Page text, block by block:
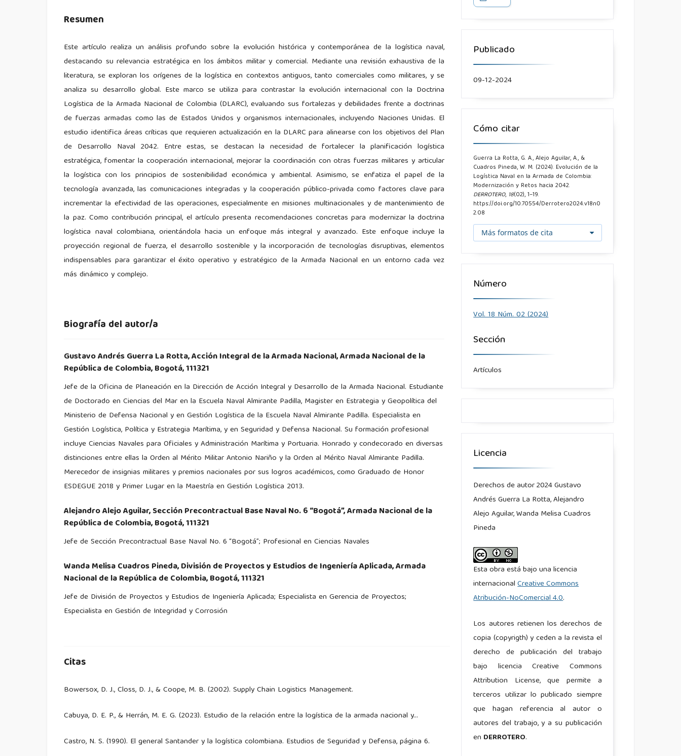
Resumen
Este artículo realiza un análisis profundo sobre la evolución histórica y contemporánea de la logística naval,
destacando su relevancia estratégica en los ámbitos militar y comercial. Mediante una revisión exhaustiva de la
literatura, se exploran los orígenes de la logística en contextos antiguos, tanto comerciales como militares, y se
analiza su desarrollo global. Este marco se utiliza para contrastar la evolución internacional con la Doctrina
Logística de la Armada Nacional de Colombia (DLARC), evaluando sus fortalezas y debilidades frente a doctrinas
de fuerzas armadas como las de Estados Unidos y organismos internacionales, incluyendo Naciones Unidas. El
estudio identifica áreas críticas que requieren actualización en la DLARC para alinearse con los objetivos del Plan
de Desarrollo Naval 2042. Entre estas, se destacan la necesidad de fortalecer la planificación logística
estratégica, fomentar la cooperación internacional, mejorar la coordinación con otras fuerzas militares y articular
la logística con los principios de sostenibilidad económica y ambiental. Asimismo, se enfatiza el papel de la
tecnología avanzada, las comunicaciones integradas y la cooperación público-privada como factores clave para
incrementar la efectividad de las operaciones, especialmente en misiones multinacionales y de mantenimiento de
la paz. Como contribución principal, el artículo presenta recomendaciones concretas para modernizar la doctrina
logística naval colombiana, orientándola hacia un enfoque más integral y avanzado. Este enfoque incluye la
proyección regional de fuerza, el desarrollo sostenible y la incorporación de tecnologías disruptivas, elementos
indispensables para garantizar el éxito operativo y estratégico de la Armada Nacional en un entorno cada vez
más dinámico y complejo.
Biografía del autor/a
Gustavo Andrés Guerra La Rotta,Acción Integral de la Armada Nacional, Armada Nacional de la
República de Colombia, Bogotá, 111321
Jefe de la Oficina de Planeación en la Dirección de Acción Integral y Desarrollo de la Armada Nacional. Estudiante
de Doctorado en Ciencias del Mar en la Escuela Naval Almirante Padilla, Magister en Estrategia y Geopolítica del
Ministerio de Defensa Nacional y en Gestión Logística de la Escuela Naval Almirante Padilla. Especialista en
Gestión Logística, Política y Estrategia Marítima, y en Seguridad y Defensa Nacional. Su formación profesional
incluye Ciencias Navales para Oficiales y Administración Marítima y Portuaria. Honrado y condecorado en diversas
distinciones entre ellas la Orden al Mérito Militar Antonio Nariño y la Orden al Mérito Naval Almirante Padilla.
Merecedor de insignias militares y premios nacionales por sus logros académicos, como Graduado de Honor
ESDEGUE 2018 y Primer Lugar en la Maestría en Gestión Logística 2013.
Alejandro Alejo Aguilar,Sección Precontractual Base Naval No. 6 “Bogotá”, Armada Nacional de la
República de Colombia, Bogotá, 111321
Jefe de Sección Precontractual Base Naval No. 6 “Bogotá”; Profesional en Ciencias Navales
Wanda Melisa Cuadros Pineda,División de Proyectos y Estudios de Ingeniería Aplicada, Armada
Nacional de la República de Colombia, Bogotá, 111321
Jefe de División de Proyectos y Estudios de Ingeniería Aplicada; Especialista en Gerencia de Proyectos;
Especialista en Gestión de Integridad y Corrosión
Citas
Bowersox, D. J., Closs, D. J., & Coope, M. B. (2002). Supply Chain Logistics Management.
Cabuya, D. E. P., & Herrán, M. E. G. (2023). Estudio de la relación entre la logística de la armada nacional y...
Castro, N. S. (1990). El general Santander y la logística colombiana. Estudios de Seguridad y Defensa, página 6.
Publicado
09-12-2024
Cómo citar
Guerra La Rotta, G. A., Alejo Aguilar, A., &
Cuadros Pineda, W. M. (2024). Evolución de la
Logística Naval en la Armada de Colombia:
Modernización y Retos hacia 2042.
DERROTERO, 18(02), 1–19.
https://doi.org/10.70554/Derrotero2024.v18n0
2.08
Más formatos de cita
Número
Vol. 18 Núm. 02 (2024)
Sección
Artículos
Licencia
Derechos de autor 2024 Gustavo
Andrés Guerra La Rotta, Alejandro
Alejo Aguilar, Wanda Melisa Cuadros
Pineda
Esta obra está bajo una licencia
internacionalCreative Commons
Atribución-NoComercial 4.0.
Los autores retienen los derechos de
copia (copyrigth) y ceden a la revista el
derecho de publicación del trabajo
bajo licencia Creative Commons
Attribution License, que permite a
terceros utilizar lo publicado siempre
que hagan referencia al autor o
autores del trabajo, y a su publicación
en DERROTERO.